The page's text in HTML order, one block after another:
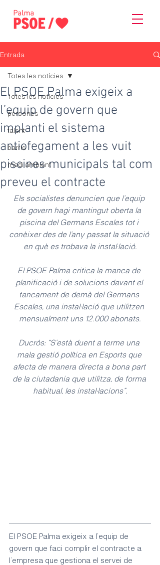
Entrada
Totes les notícies
persones
talent
barris
medi ambient
Totes les notícies
El PSOE Palma exigeix a
l’equip de govern que
implanti el sistema
antiofegament a les vuit
piscines municipals tal com
preveu el contracte
Els socialistes denuncien que l’equip
de govern hagi mantingut oberta la
piscina del Germans Escales tot i
conèixer des de l’any passat la situació
en què es trobava la instal·lació.
El PSOE Palma critica la manca de
planificació i de solucions davant el
tancament de demà del Germans
Escales, una instal·lació que utilitzen
mensualment uns 12.000 abonats.
Ducrós: “S’està duent a terme una
mala gestió política en Esports que
afecta de manera directa a bona part
de la ciutadania que utilitza, de forma
habitual, les instal·lacions”.
El PSOE Palma exigeix a l’equip de
govern que faci complir el contracte a
l’empresa que gestiona el servei de